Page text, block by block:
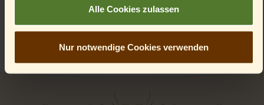
dass die Daten von US-Behörden zu Kontroll- und
Überwachungszwecken verarbeitet werden – unter
Du bist unter 16 Jahre alt? Dann kannst du nicht in
optionale Services einwilligen. Du kannst deine Eltern
Alle Cookies zulassen
Nur notwendige Cookies verwenden